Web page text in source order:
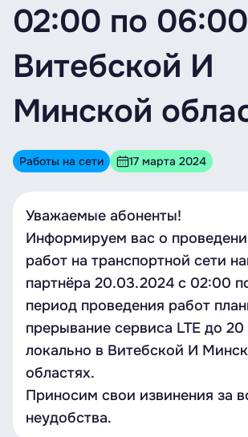
02:00 по
Витебской И
Минской
Работы на сети 17 марта 2024
Уважаемые абоненты!
Информируем вас о
работ на транспортной сети
партнёра 20.03.2024 с 02:00
период проведения работ
прерывание сервиса LTE до
локально в Витебской И
областях.
Приносим свои извинения за
неудобства.